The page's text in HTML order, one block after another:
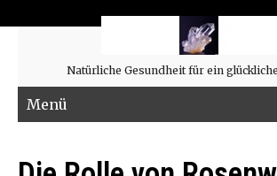
Natürliche Gesundheit für ein
Menü